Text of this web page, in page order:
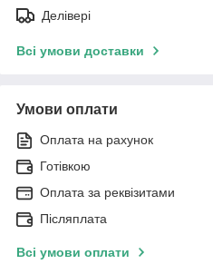
Делівері
Всі умови доставки
Умови оплати
Оплата на рахунок
Готівкою
Оплата за реквізитами
Післяплата
Всі умови оплати